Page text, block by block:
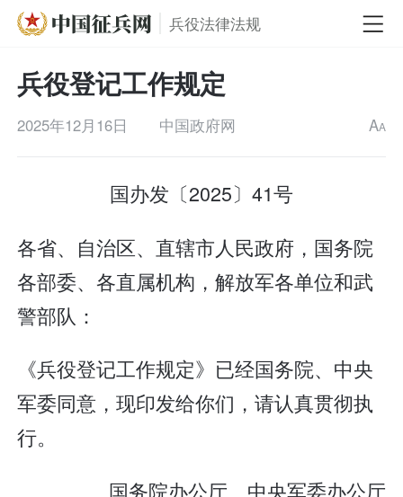
兵役法律法规
兵役登记工作规定
2025年12月16日 中国政府网 AA
国办发〔2025〕41号
各省、自治区、直辖市人民政府，国务院
各部委、各直属机构，解放军各单位和武
警部队：
《兵役登记工作规定》已经国务院、中央
军委同意，现印发给你们，请认真贯彻执
行。
国务院办公厅 中央军委办公厅